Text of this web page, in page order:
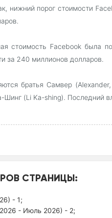
нижний порог стоимости
стоимость Facebook была
за 240 миллионов долларов.
братья Самвер
Шинг (Li Ka-shing). Последний
СТРАНИЦЫ:
- 1;
- Июль 2026) - 2;